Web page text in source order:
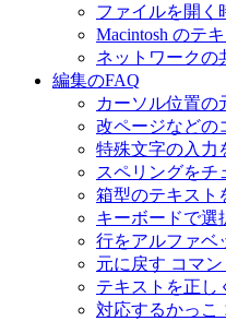
ファイルを開く
Macintosh のテ
ネットワークの
編集のFAQ
カーソル位置の
改ページなどの
特殊文字の入力
スペリングをチ
箱型のテキスト
キーボードで選
行をアルファベ
元に戻す コマ
テキストを正し
対応するかっこ